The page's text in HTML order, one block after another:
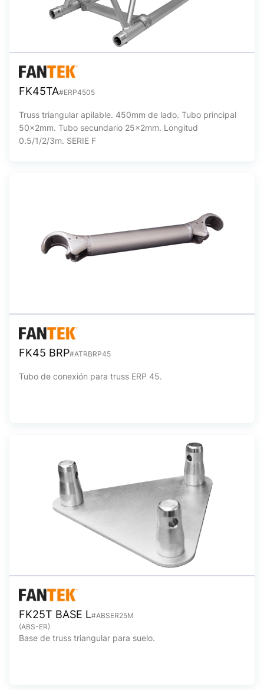
FK45TA#ERP4505
Truss triangular apilable. 450mm de lado. Tubo principal
50x2mm. Tubo secundario 25x2mm. Longitud
0.5/1/2/3m. SERIE F
FK45 BRP#ATRBRP45
Tubo de conexión para truss ERP 45.
FK25T BASE L#ABSER25M
(ABS-ER)
Base de truss triangular para suelo.